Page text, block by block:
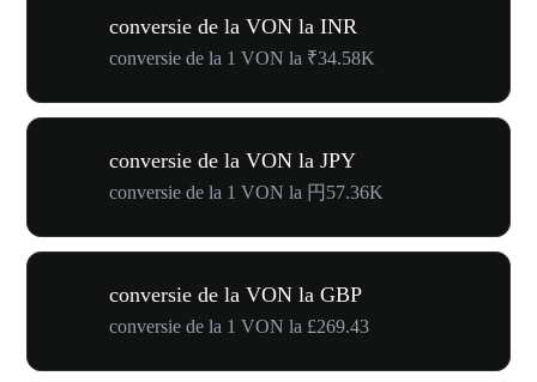
conversie de la VON la INR
conversie de la 1 VON la ₹34.58K
conversie de la VON la JPY
conversie de la 1 VON la 円57.36K
conversie de la VON la GBP
conversie de la 1 VON la £269.43